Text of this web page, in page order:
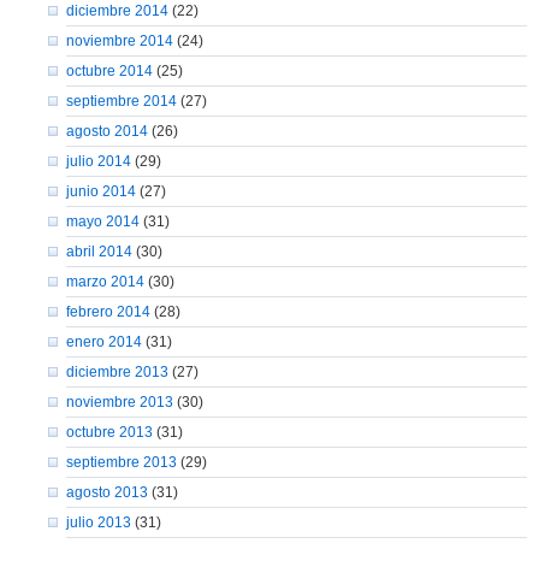
diciembre 2014(22)
noviembre 2014(24)
octubre 2014(25)
septiembre 2014(27)
agosto 2014(26)
julio 2014(29)
junio 2014(27)
mayo 2014(31)
abril 2014(30)
marzo 2014(30)
febrero 2014(28)
enero 2014(31)
diciembre 2013(27)
noviembre 2013(30)
octubre 2013(31)
septiembre 2013(29)
agosto 2013(31)
julio 2013(31)